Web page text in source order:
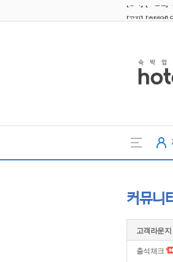
커뮤니
고객라운지
출석체크